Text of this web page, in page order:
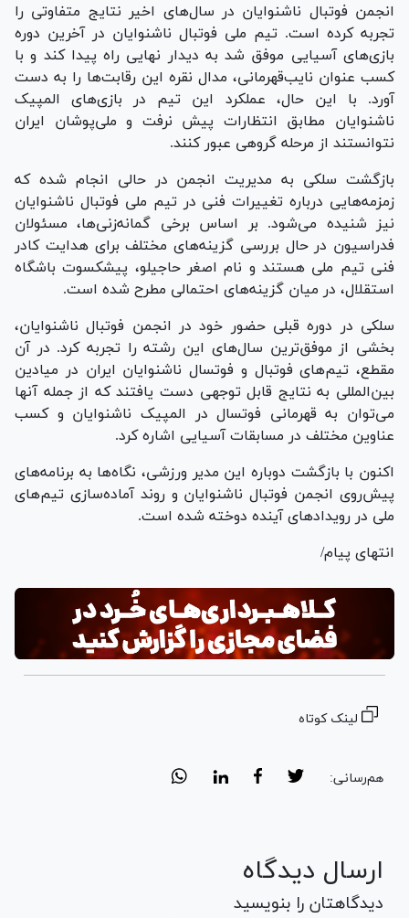
انجمن فوتبال ناشنوایان در سال‌های اخیر نتایج متفاوتی را
تجربه کرده است. تیم ملی فوتبال ناشنوایان در آخرین دوره
بازی‌های آسیایی موفق شد به دیدار نهایی راه پیدا کند و با
کسب عنوان نایب‌قهرمانی، مدال نقره این رقابت‌ها را به دست
آورد. با این حال، عملکرد این تیم در بازی‌های المپیک
ناشنوایان مطابق انتظارات پیش نرفت و ملی‌پوشان ایران
نتوانستند از مرحله گروهی عبور کنند.
بازگشت سلکی به مدیریت انجمن در حالی انجام شده که
زمزمه‌هایی درباره تغییرات فنی در تیم ملی فوتبال ناشنوایان
نیز شنیده می‌شود. بر اساس برخی گمانه‌زنی‌ها، مسئولان
فدراسیون در حال بررسی گزینه‌های مختلف برای هدایت کادر
فنی تیم ملی هستند و نام اصغر حاجیلو، پیشکسوت باشگاه
استقلال، در میان گزینه‌های احتمالی مطرح شده است.
سلکی در دوره قبلی حضور خود در انجمن فوتبال ناشنوایان،
بخشی از موفق‌ترین سال‌های این رشته را تجربه کرد. در آن
مقطع، تیم‌های فوتبال و فوتسال ناشنوایان ایران در میادین
بین‌المللی به نتایج قابل توجهی دست یافتند که از جمله آنها
می‌توان به قهرمانی فوتسال در المپیک ناشنوایان و کسب
عناوین مختلف در مسابقات آسیایی اشاره کرد.
اکنون با بازگشت دوباره این مدیر ورزشی، نگاه‌ها به برنامه‌های
پیش‌روی انجمن فوتبال ناشنوایان و روند آماده‌سازی تیم‌های
ملی در رویداد‌های آینده دوخته شده است.
انتهای پیام/
لینک کوتاه
هم‌رسانی:
ارسال دیدگاه
دیدگاهتان را بنویسید